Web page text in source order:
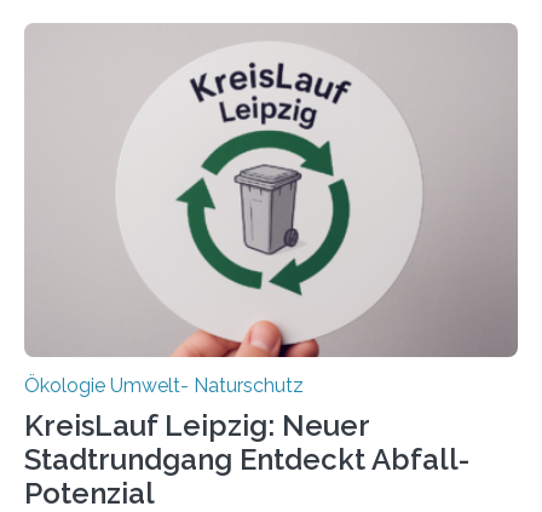
Oldenburg befassen sich insbesondere damit, wie ein
Ökosystem gedeiht – und wie sich dieser Prozess
verlässlich prognostizieren lässt. Grünes Licht für
„DynaCom“: Die Deutsche Forschungsgemeinschaft
(DFG) fördert das Anfang 2019 gestartete
Forschungsprojekt an der Universität Oldenburg für
zwei weitere Jahre mit rund 1,2 Millionen Euro. „Wir
freuen uns sehr über…
Ökologie Umwelt- Naturschutz
KreisLauf Leipzig: Neuer
Stadtrundgang Entdeckt Abfall-
Potenzial